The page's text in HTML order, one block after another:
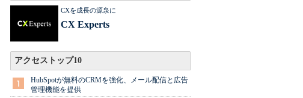
CXを成長の源泉に
CX Experts
アクセストップ10
HubSpotが無料のCRMを強化、メール配信と広告
管理機能を提供